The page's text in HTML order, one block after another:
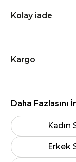
Kolay iade
Kargo
Daha Fazlasını
Kadın
Erkek